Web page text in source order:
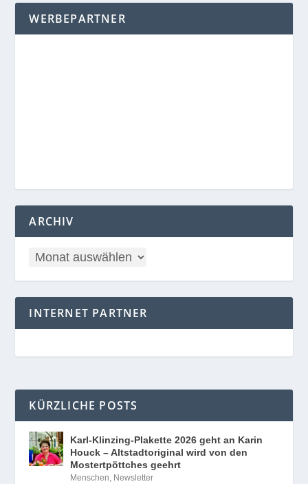
WERBEPARTNER
ARCHIV
INTERNET PARTNER
KÜRZLICHE POSTS
Karl-Klinzing-Plakette 2026 geht an Karin
Houck – Altstadtoriginal wird von den
Mostertpöttches geehrt
Menschen, Newsletter